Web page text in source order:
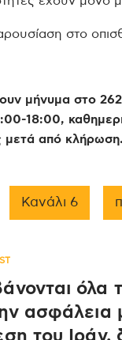
στο
μήνυμα στο
18:00,
από
Κανάλι 6
όλα
ασφάλεια
του